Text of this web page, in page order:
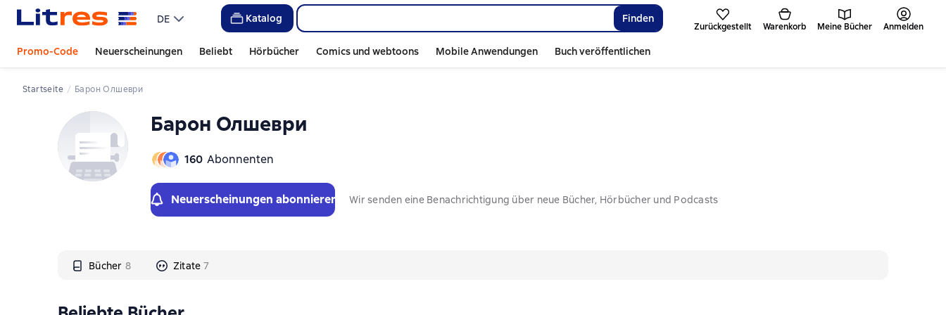
DE Katalog Finden
Zurückgestellt Warenkorb Meine Bücher Anmelden
Promo-Code Neuerscheinungen Beliebt Hörbücher Comics und webtoons Mobile Anwendungen Buch veröffentlichen
Startseite Барон Олшеври
Барон Олшеври
160 Abonnenten
Neuerscheinungen abonnieren Wir senden eine Benachrichtigung über neue Bücher, Hörbücher und Podcasts
Bücher 8 Zitate 7
Слайдер с книгами
Слайдер с книгами